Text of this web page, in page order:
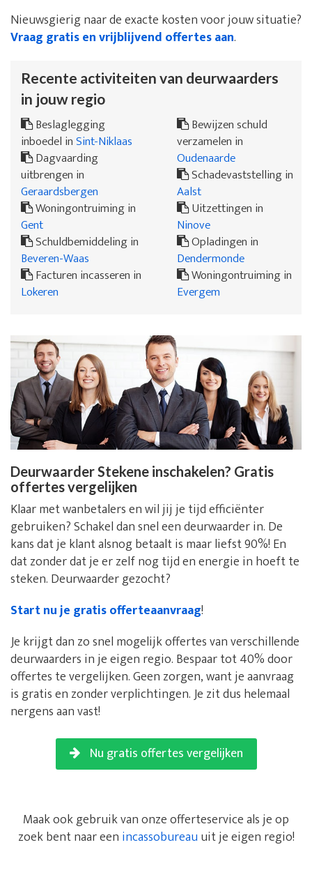
Nieuwsgierig naar de exacte kosten voor jouw situatie?
Vraag gratis en vrijblijvend offertes aan.
Recente activiteiten van deurwaarders
in jouw regio
Beslaglegging
inboedel inSint-Niklaas
Dagvaarding
uitbrengen in
Geraardsbergen
Woningontruiming in
Gent
Schuldbemiddeling in
Beveren-Waas
Facturen incasseren in
Lokeren
Bewijzen schuld
verzamelen in
Oudenaarde
Schadevaststelling in
Aalst
Uitzettingen in
Ninove
Opladingen in
Dendermonde
Woningontruiming in
Evergem
Deurwaarder Stekene inschakelen? Gratis
offertes vergelijken
Klaar met wanbetalers en wil jij je tijd efficiënter
gebruiken? Schakel dan snel een deurwaarder in. De
kans dat je klant alsnog betaalt is maar liefst 90%! En
dat zonder dat je er zelf nog tijd en energie in hoeft te
steken. Deurwaarder gezocht?
Start nu je gratis offerteaanvraag!
Je krijgt dan zo snel mogelijk offertes van verschillende
deurwaarders in je eigen regio. Bespaar tot 40% door
offertes te vergelijken. Geen zorgen, want je aanvraag
is gratis en zonder verplichtingen. Je zit dus helemaal
nergens aan vast!
Nu gratis offertes vergelijken
Maak ook gebruik van onze offerteservice als je op
zoek bent naar een incassobureau uit je eigen regio!